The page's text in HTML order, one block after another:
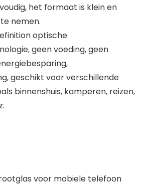
het formaat is klein en
nemen.
optische
geen voeding, geen
geschikt voor verschillende
binnenshuis, kamperen, reizen,
voor mobiele telefoon